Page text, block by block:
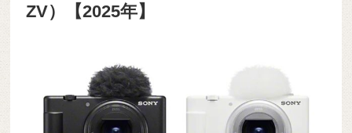
ZV）【2025年】